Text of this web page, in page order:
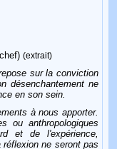
(extrait)
sur la conviction
désenchantement ne
en son sein.
à nous apporter.
ou anthropologiques
et de l'expérience,
ne seront pas